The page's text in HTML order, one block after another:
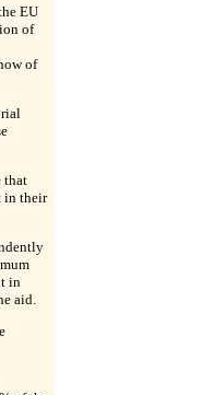
EU
of
of
that
in their
in
aid.